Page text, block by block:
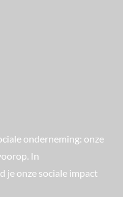
onderneming: onze
In
je onze sociale impact